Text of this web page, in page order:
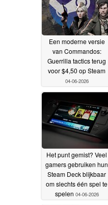
Een moderne versie
van Commandos:
Guerrilla tactics terug
voor $4,50 op Steam
04-06-2026
Het punt gemist? Veel
gamers gebruiken hun
Steam Deck blijkbaar
om slechts één spel te
spelen 04-06-2026